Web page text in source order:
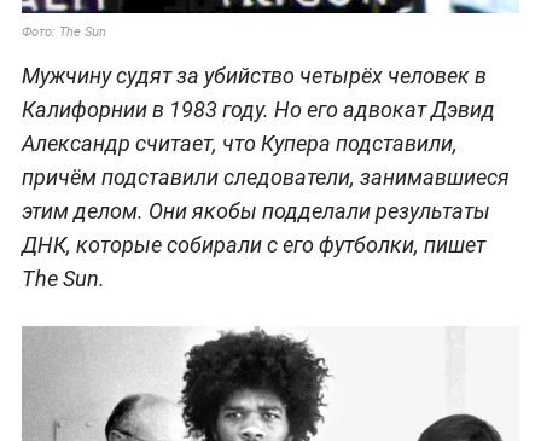
Фото: The Sun
Мужчину судят за убийство четырёх человек в
Калифорнии в 1983 году. Но его адвокат Дэвид
Александр считает, что Купера подставили,
причём подставили следователи, занимавшиеся
этим делом. Они якобы подделали результаты
ДНК, которые собирали с его футболки, пишет
The Sun.